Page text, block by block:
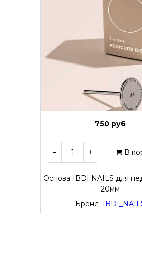
750 руб
В
Основа IBDI NAILS для
20мм
Бренд: